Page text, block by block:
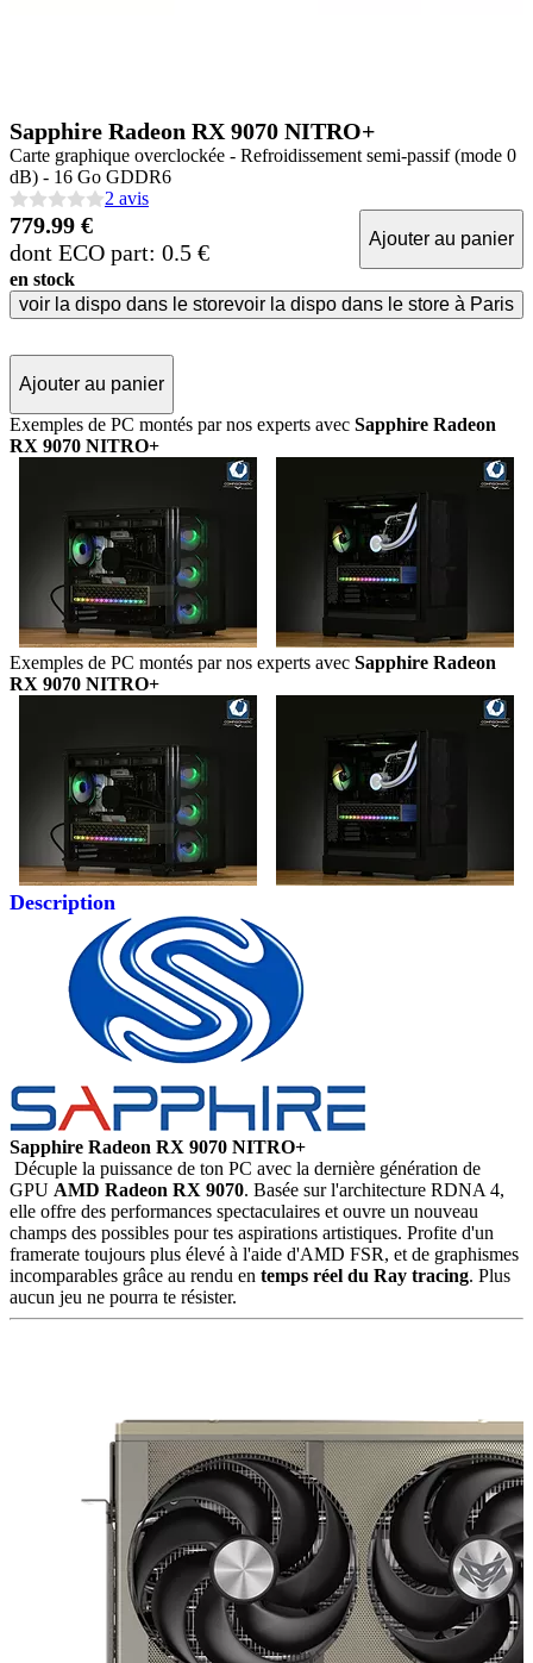
Sapphire Radeon RX 9070 NITRO+
Carte graphique overclockée - Refroidissement semi-passif (mode 0
dB) - 16 Go GDDR6
2 avis
779.99 €
dont ECO part: 0.5 €
Ajouter au panier
en stock
voir la dispo dans le storevoir la dispo dans le store à Paris
Ajouter au panier
Exemples de PC montés par nos experts avec Sapphire Radeon
RX 9070 NITRO+
Exemples de PC montés par nos experts avec Sapphire Radeon
RX 9070 NITRO+
Description
Sapphire Radeon RX 9070 NITRO+
Décuple la puissance de ton PC avec la dernière génération de
GPU AMD Radeon RX 9070. Basée sur l'architecture RDNA 4,
elle offre des performances spectaculaires et ouvre un nouveau
champs des possibles pour tes aspirations artistiques. Profite d'un
framerate toujours plus élevé à l'aide d'AMD FSR, et de graphismes
incomparables grâce au rendu en temps réel du Ray tracing. Plus
aucun jeu ne pourra te résister.